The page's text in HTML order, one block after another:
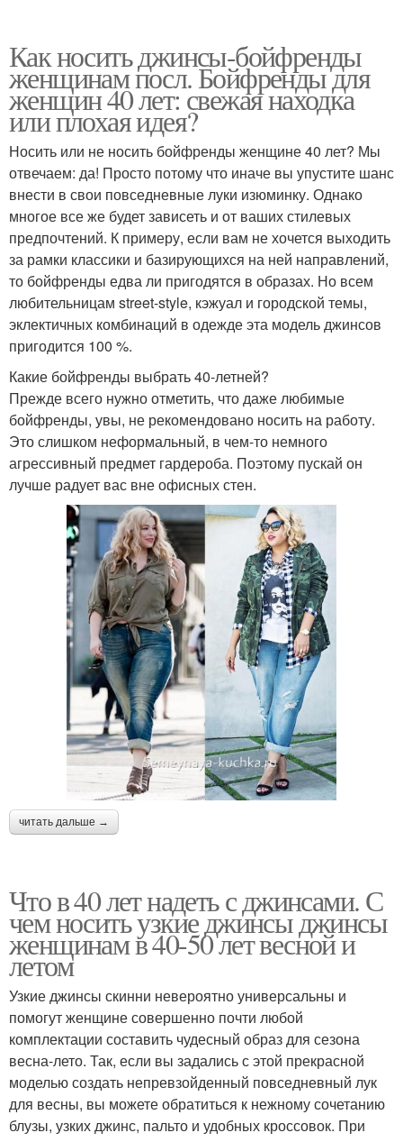
Как носить джинсы-бойфренды
женщинам посл. Бойфренды для
женщин 40 лет: свежая находка
или плохая идея?
Носить или не носить бойфренды женщине 40 лет? Мы
отвечаем: да! Просто потому что иначе вы упустите шанс
внести в свои повседневные луки изюминку. Однако
многое все же будет зависеть и от ваших стилевых
предпочтений. К примеру, если вам не хочется выходить
за рамки классики и базирующихся на ней направлений,
то бойфренды едва ли пригодятся в образах. Но всем
любительницам street-style, кэжуал и городской темы,
эклектичных комбинаций в одежде эта модель джинсов
пригодится 100 %.
Какие бойфренды выбрать 40-летней?
Прежде всего нужно отметить, что даже любимые
бойфренды, увы, не рекомендовано носить на работу.
Это слишком неформальный, в чем-то немного
агрессивный предмет гардероба. Поэтому пускай он
лучше радует вас вне офисных стен.
читать дальше →
Что в 40 лет надеть с джинсами. С
чем носить узкие джинсы джинсы
женщинам в 40-50 лет весной и
летом
Узкие джинсы скинни невероятно универсальны и
помогут женщине совершенно почти любой
комплектации составить чудесный образ для сезона
весна-лето. Так, если вы задались с этой прекрасной
моделью создать непревзойденный повседневный лук
для весны, вы можете обратиться к нежному сочетанию
блузы, узких джинс, пальто и удобных кроссовок. При